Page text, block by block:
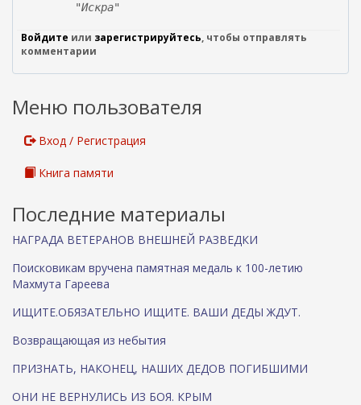
"Искра"
Войдите или зарегистрируйтесь, чтобы отправлять
комментарии
Меню пользователя
Вход / Регистрация
Книга памяти
Последние материалы
НАГРАДА ВЕТЕРАНОВ ВНЕШНЕЙ РАЗВЕДКИ
Поисковикам вручена памятная медаль к 100-летию
Махмута Гареева
ИЩИТЕ.ОБЯЗАТЕЛЬНО ИЩИТЕ. ВАШИ ДЕДЫ ЖДУТ.
Возвращающая из небытия
ПРИЗНАТЬ, НАКОНЕЦ, НАШИХ ДЕДОВ ПОГИБШИМИ
ОНИ НЕ ВЕРНУЛИСЬ ИЗ БОЯ. КРЫМ